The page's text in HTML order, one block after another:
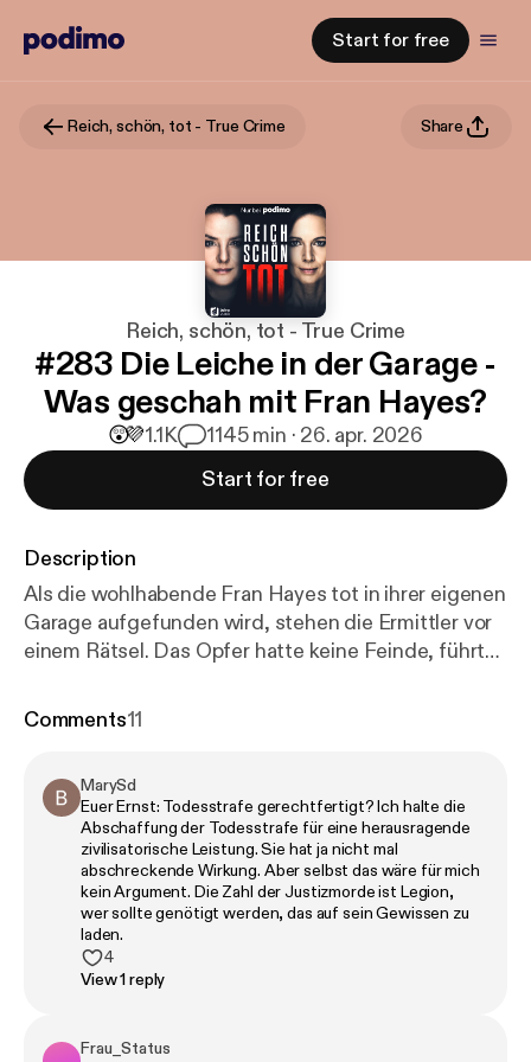
Start for free
Reich, schön, tot - True Crime Share
Reich, schön, tot - True Crime
#283 Die Leiche in der Garage -
Was geschah mit Fran Hayes?
😲💜1.1K 1145 min · 26. apr. 2026
Start for free
Description
Als die wohlhabende Fran Hayes tot in ihrer eigenen
Garage aufgefunden wird, stehen die Ermittler vor
einem Rätsel. Das Opfer hatte keine Feinde, führte
auf ein dunkles Doppelleben hin. Warum wurde sie
Und damit herzlich willkommen bei Reich, Schön,
Tot - dem Podcast aus der Glitzerwelt. Wir
berichten über wahre Verbrechen und tragische
Todesfälle, in denen die reichen, berühmten und
schönen Menschen dieser Welt ihre oft
dramatischsten Hauptrollen spielen. Mal als
bemitleidenswerte Opfer, mal als eiskalte Killer.
Denn eines können wir euch mit Sicherheit sagen -
vor Verbrechen ... ganz im Gegenteil! Wir freuen uns
Comments11
MarySd
Euer Ernst: Todesstrafe gerechtfertigt? Ich halte die
Abschaffung der Todesstrafe für eine herausragende
zivilisatorische Leistung. Sie hat ja nicht mal
abschreckende Wirkung. Aber selbst das wäre für mich
kein Argument. Die Zahl der Justizmorde ist Legion,
wer sollte genötigt werden, das auf sein Gewissen zu
laden.
4
View 1 reply
Frau_Status